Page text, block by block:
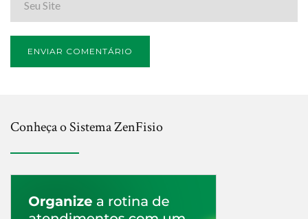
Conheça o Sistema ZenFisio